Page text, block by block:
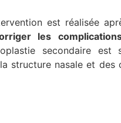
est réalisée
les
secondaire est
structure nasale et des